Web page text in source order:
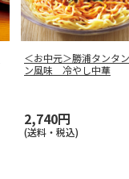
＜お中元＞勝浦タンタ
ン風味 冷やし中華
2,740円
(送料・税込)